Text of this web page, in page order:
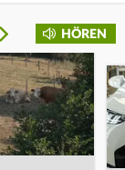
HÖREN